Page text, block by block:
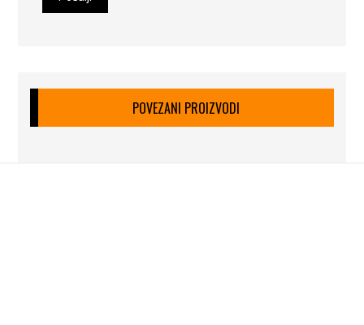
POVEZANI PROIZVODI